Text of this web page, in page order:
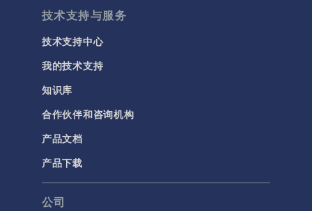
技术支持与服务
技术支持中心
我的技术支持
知识库
合作伙伴和咨询机构
产品文档
产品下载
公司